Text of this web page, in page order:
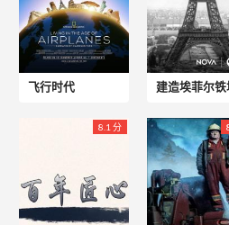
飞行时代 建造埃菲尔铁
8.1 分